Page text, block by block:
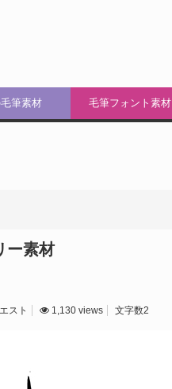
筆素材 毛筆フォント素材
ー素材
スト 1,130 views 文字数2